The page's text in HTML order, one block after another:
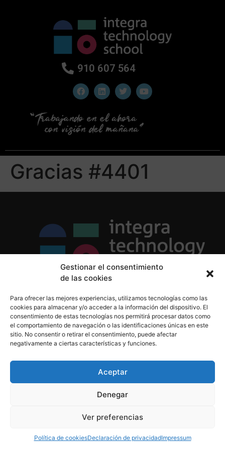
Gestionar el consentimiento
de las cookies
Para ofrecer las mejores experiencias, utilizamos tecnologías como las
cookies para almacenar y/o acceder a la información del dispositivo. El
consentimiento de estas tecnologías nos permitirá procesar datos como
el comportamiento de navegación o las identificaciones únicas en este
sitio. No consentir o retirar el consentimiento, puede afectar
negativamente a ciertas características y funciones.
Aceptar
Denegar
Ver preferencias
Política de cookiesDeclaración de privacidadImpressum
910 607 564
Gracias #4401
Política de Cookies
Aviso Legal
910 607 564
derechos reservados